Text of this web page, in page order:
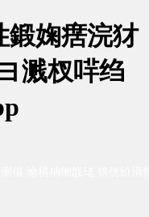
鍛婅瘔浣犲
溅杈哶绉